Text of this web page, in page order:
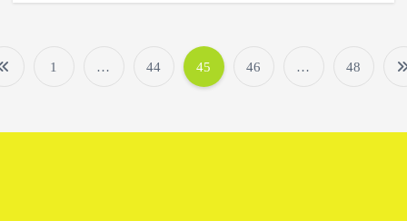
S
t
1 … 44 45 46 … 48